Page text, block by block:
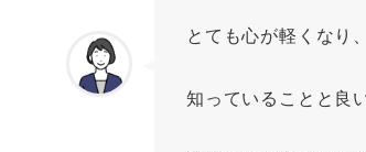
とても心が軽くなり
知っていることと良